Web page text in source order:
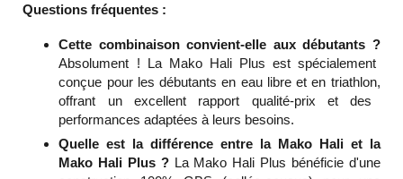
Questions fréquentes :
Cette combinaison convient-elle aux débutants ?
Absolument ! La Mako Hali Plus est spécialement
conçue pour les débutants en eau libre et en triathlon,
offrant un excellent rapport qualité-prix et des
performances adaptées à leurs besoins.
Quelle est la différence entre la Mako Hali et la
Mako Hali Plus ?La Mako Hali Plus bénéficie d'une